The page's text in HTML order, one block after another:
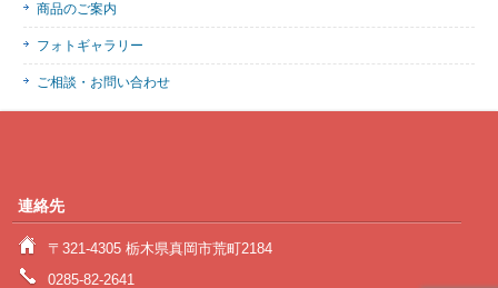
商品のご案内
フォトギャラリー
ご相談・お問い合わせ
連絡先
〒321-4305 栃木県真岡市荒町2184
0285-82-2641